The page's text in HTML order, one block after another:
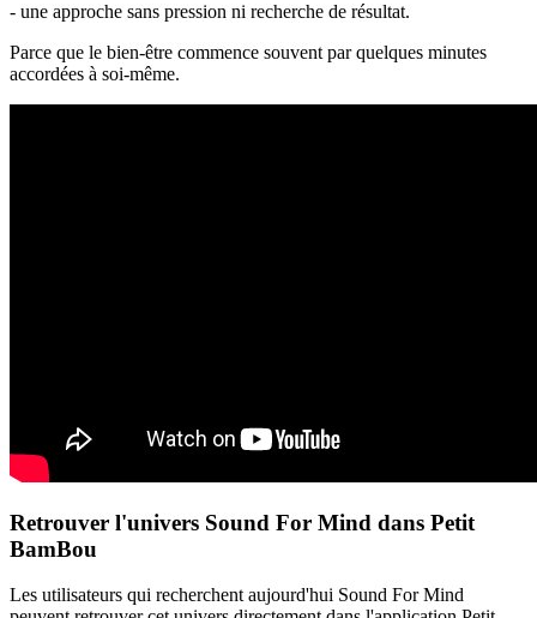
- une approche sans pression ni recherche de résultat.
Parce que le bien-être commence souvent par quelques minutes
accordées à soi-même.
Retrouver l'univers Sound For Mind dans Petit
BamBou
Les utilisateurs qui recherchent aujourd'hui Sound For Mind